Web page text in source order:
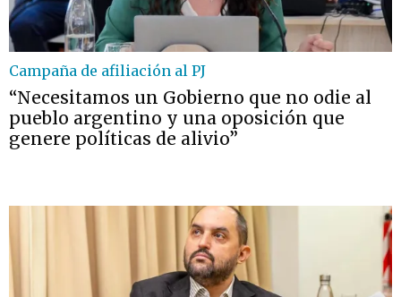
Campaña de afiliación al PJ
“Necesitamos un Gobierno que no odie al
pueblo argentino y una oposición que
genere políticas de alivio”